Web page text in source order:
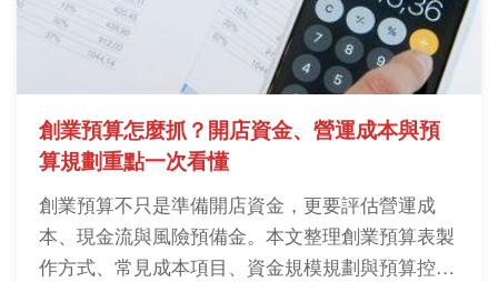
創業預算怎麼抓？開店資金、營運成本與預
算規劃重點一次看懂
創業預算不只是準備開店資金，更要評估營運成
本、現金流與風險預備金。本文整理創業預算表製
作方式、常見成本項目、資金規模規劃與預算控制